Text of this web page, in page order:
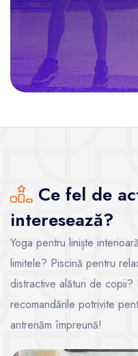
Ce fel de
interesează?
Yoga pentru liniște
limitele? Piscină pentru
distractive alături de
recomandările potrivite
antrenăm împreună!